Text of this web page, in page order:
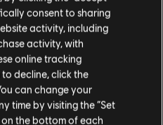
ง18
พบบ่อย
consent to sharing
activity, including
activity, with
online tracking
decline, click the
can change your
time by visiting the “Set
on the bottom of each